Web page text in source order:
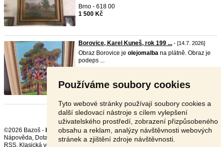
Používáme soubory cookies
Tyto webové stránky používají soubory cookies a
další sledovací nástroje s cílem vylepšení
uživatelského prostředí, zobrazení přizpůsobeného
obsahu a reklam, analýzy návštěvnosti webových
stránek a zjištění zdroje návštěvnosti.
Brno - 618 00
1 500 Kč
Borovice, Karel Kuneš, rok 199 ... - [14.7. 2026]
Obraz Borovice je olejomalba na plátně. Obraz je
podeps ...
2 500 Kč
©2026 Bazoš -
Inzerce, Bazar
Nápověda, Dotazy Hodnocení, Kontakt, Reklama,Podmínky,Ochrana údajů
RSS,